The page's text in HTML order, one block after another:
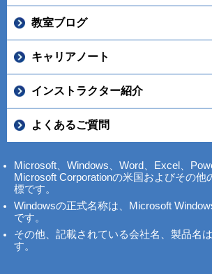
教室ブログ
キャリアノート
インストラクター紹介
よくあるご質問
Microsoft、Windows、Word、Excel、
Microsoft Corporationの米国およびその他
標です。
Windowsの正式名称は、Microsoft
です。
その他、記載されている会社名、製品名
す。